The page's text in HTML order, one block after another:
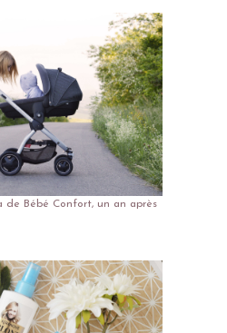
de Bébé Confort, un an après